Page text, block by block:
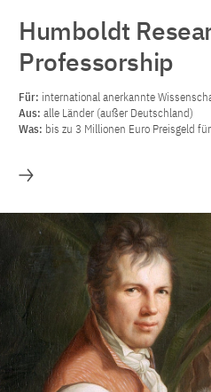
Humboldt
Professorship
Für: international anerkannte
Aus: alle Länder (außer Deutschland)
Was: bis zu 3 Millionen Euro Preisgeld